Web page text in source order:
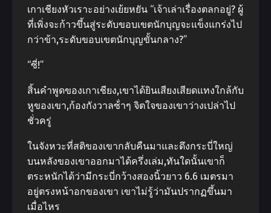
เกาเชียงหัวเราะอย่างเย้ยหยัน “เจ้าเล่าเรื่องตลกอยู่? ผู้
ที่เพิ่งจะก้าวขึ้นสู่ระดับขอบเขตนักบุญจะแข็งแกร่งไป
กว่าข้า,ระดับขอบเขตนักบุญขั้นกลาง?”
“ซี่!”
สิ้นคําพูดของเกาเชียง,เขาได้ยินเสียงเสียดแทงใกล้กับ
หูของเขา,ก้องกังวาลซ้ําๆ จิตใจของเขาว่างเปล่าไป
ชั่วครู่
ในจังหวะที่สติของเขากลับคืนมาและดึงกระบี่ใหญ่
บนหลังของเขาออกมาได้ครึ่งเล่ม,ทันใดนั้นเขาก็
ตระหนักได้ว่ามีกระบี่กว้างสองนิ้วยาว 6.6 เมตรมา
อยู่ตรงหน้าอกของเขา เขาไม่รู้ว่ามันปรากฏขึ้นมา
เมื่อไหร